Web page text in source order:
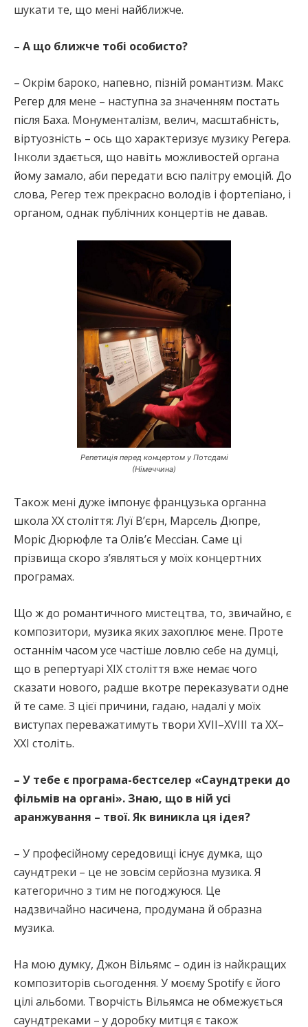
шукати те, що мені найближче.
– А що ближче тобі особисто?
– Окрім бароко, напевно, пізній романтизм. Макс
Регер для мене – наступна за значенням постать
після Баха. Монументалізм, велич, масштабність,
віртуозність – ось що характеризує музику Регера.
Інколи здається, що навіть можливостей органа
йому замало, аби передати всю палітру емоцій. До
слова, Регер теж прекрасно володів і фортепіано, і
органом, однак публічних концертів не давав.
Репетиція перед концертом у Потсдамі
(Німеччина)
Також мені дуже імпонує французька органна
школа ХХ століття: Луї В’єрн, Марсель Дюпре,
Моріс Дюрюфле та Олів’є Мессіан. Саме ці
прізвища скоро зʼявляться у моїх концертних
програмах.
Що ж до романтичного мистецтва, то, звичайно, є
композитори, музика яких захоплює мене. Проте
останнім часом усе частіше ловлю себе на думці,
що в репертуарі ХІХ століття вже немає чого
сказати нового, радше вкотре переказувати одне
й те саме. З цієї причини, гадаю, надалі у моїх
виступах переважатимуть твори ХVII–ХVIII та XX–
XXI століть.
– У тебе є програма-бестселер «Саундтреки до
фільмів на органі». Знаю, що в ній усі
аранжування – твої. Як виникла ця ідея?
– У професійному середовищі існує думка, що
саундтреки – це не зовсім серйозна музика. Я
категорично з тим не погоджуюся. Це
надзвичайно насичена, продумана й образна
музика.
На мою думку, Джон Вільямс – один із найкращих
композиторів сьогодення. У моєму Spotify є його
цілі альбоми. Творчість Вільямса не обмежується
саундтреками – у доробку митця є також